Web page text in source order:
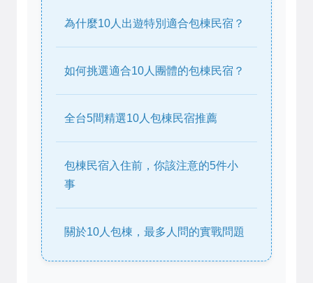
為什麼10人出遊特別適合包棟民宿？
如何挑選適合10人團體的包棟民宿？
全台5間精選10人包棟民宿推薦
包棟民宿入住前，你該注意的5件小
事
關於10人包棟，最多人問的實戰問題